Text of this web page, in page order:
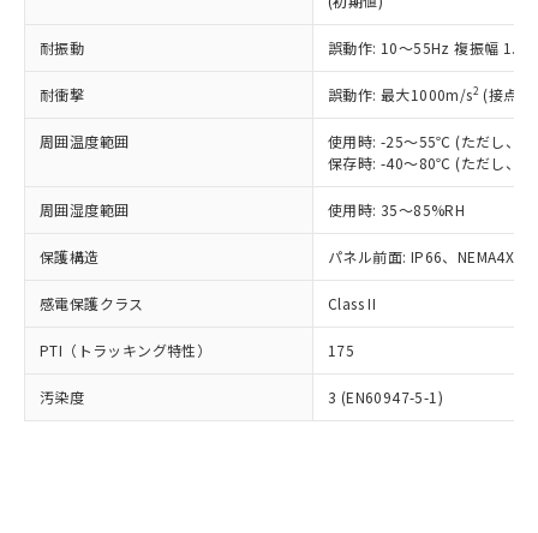
耐振動 誤動作: 10～55Hz 複振幅
耐衝撃 誤動作: 最大1000m/s2 (接点
周囲温度範囲
使用時: -25～55℃ (ただし、氷
保存時: -40～80℃ (ただし、氷
周囲湿度範囲 使用時: 35～85%RH
保護構造 パネル前面: IP66、NEMA4X,
感電保護クラス Class II
PTI（トラッキング特性） 175
汚染度 3 (EN60947-5-1)
正式な納期状況および標準価格はお客
様のお取引先、またはお客様担当のオ
オムロン制御機器販売店や当社販売拠
販売ネットワーク
」をご確認
在庫状況および標準価格結果を当社の
事前の承諾なく第三者に漏洩または開
示しないようお願いします。
マイパーツ機能（部品リスト作成サー
ビス）をご利用いただくには、I-Web
メンバーズにご登録されている必要が
あります。
登録された部品リストについて、当社
(PBDE) 1000ppm以下、フタル酸ビス(2-エチルヘキシ
ル) (DEHP)(別名：DOP) 1000ppm以下、フタル酸ブチ
ルベンジル（BBP） 1000ppm以下、フタル酸ジブチル
（DBP） 1000ppm以下、フタル酸ジイソブチル
但し、RoHS指令で産業用監視および制御機器に対する
フタル酸エステル類の４物質については閾値を超える意
図的な使用がないことを確認しています。
※2 対応予定月
部品在庫の切り替え状況などにより、予定
月が前後することがあります。
※3 非含有証明書ダウンロード
ニル類) : 1000ppm、 PBDEs(ポリ臭化ジフェニルエーテ
DBP(フタル酸ジブチル) : 1000ppm、 DIBP(フタル酸ジ
DEHP(フタル酸ビス(2-エチルヘキシル)) : 1000ppm
「ｅ」：有害物質（10物質）のすべてが基
準値以下であることを示します。
「10」：通常の使用状況下において有害物
質が外部に漏えいし、環境に深刻な影響を
及ぼさない年数を意味します。
「－」：未確認です。当社販売部門へお問
当社は規制貨物を破棄する場合は、完
全に破砕するなど、違法に輸出されな
いよう必要な手段を講じます。
当社は貴社製品を、核兵器、ミサイ
ル、化学兵器、生物兵器またはその他
武器並びにこれらの製造装置等に一切
当社は、貴社製品を第三者に販売する
場合は、上記1、2および3の内容を当
該第三者に通知します。また当社は、
販売先および販売に係わる関係者が違
法に輸出するおそれがある場合は、取
り引きをいたしません。
一定数以上の在庫あり
一定数には満たないが在庫あり
いては、お客様のお取引先、ま
たはお客様担当のオムロン制御
機器販売店・当社販売員にご確
白
受注生産機種、また在庫状況の
情報を公開していない機種